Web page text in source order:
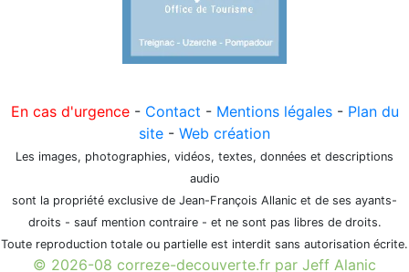
En cas d'urgence- Contact - Mentions légales- Plan du
site - Web création
Les images, photographies, vidéos, textes, données et descriptions
audio
sont la propriété exclusive de Jean-François Allanic et de ses ayants-
droits - sauf mention contraire - et ne sont pas libres de droits.
Toute reproduction totale ou partielle est interdit sans autorisation écrite.
© 2026-08 correze-decouverte.fr par Jeff Alanic